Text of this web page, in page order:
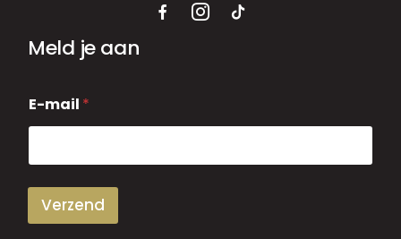
Meld je aan
-
m
i
E-mail *
Verzend